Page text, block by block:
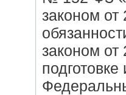
законом
законом